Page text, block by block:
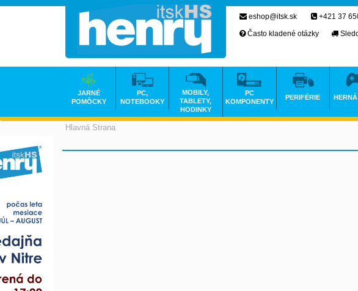
Hlavná Strana
eshop@itsk.sk +421 37
Často kladené otázky
JARNÉ
POMÔCKY
PC,
NOTEBOOKY
MOBILY,
TABLETY,
HODINKY
PC
KOMPONENTY
PERIFÉRIE